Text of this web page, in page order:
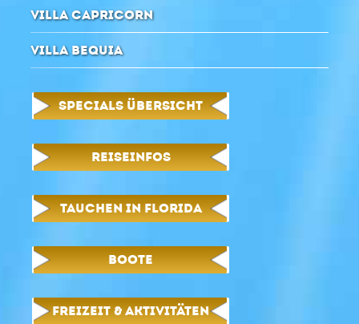
VILLA CAPRICORN
VILLA BEQUIA
SPECIALS ÜBERSICHT
REISEINFOS
TAUCHEN IN FLORIDA
BOOTE
FREIZEIT & AKTIVITÄTEN